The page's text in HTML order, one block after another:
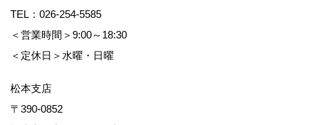
TEL： 026-254-5585
＜営業時間＞9:00～18:30
＜定休日＞水曜・日曜
松本支店
〒390-0852